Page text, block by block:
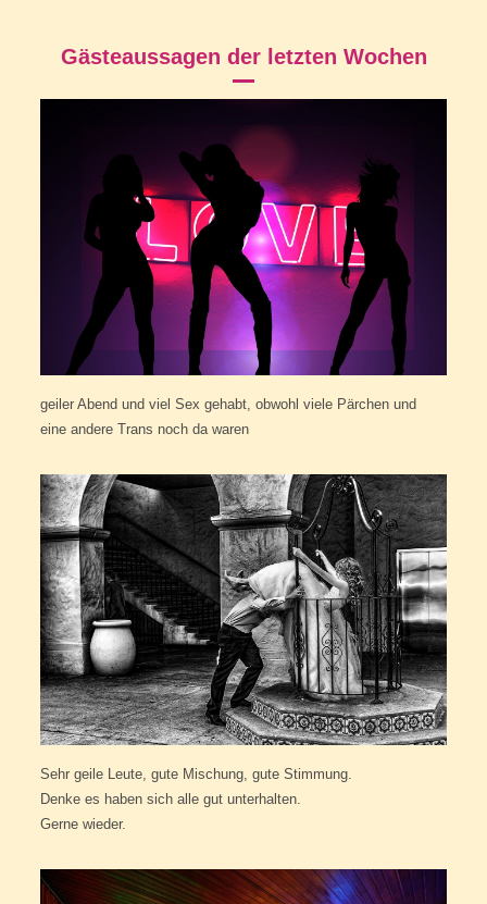
Gästeaussagen der letzten Wochen
geiler Abend und viel Sex gehabt, obwohl viele Pärchen und
eine andere Trans noch da waren
Sehr geile Leute, gute Mischung, gute Stimmung.
Denke es haben sich alle gut unterhalten.
Gerne wieder.